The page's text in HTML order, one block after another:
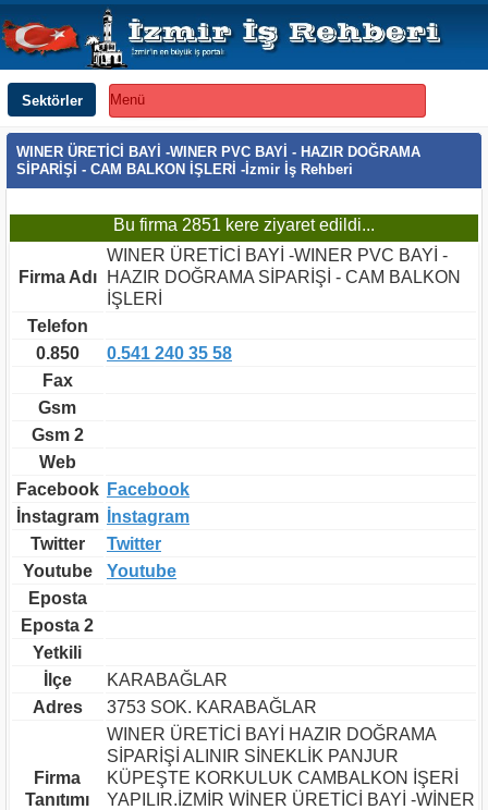
Sektörler Menü
WINER ÜRETİCİ BAYİ -WINER PVC BAYİ - HAZIR DOĞRAMA
SİPARİŞİ - CAM BALKON İŞLERİ -İzmir İş Rehberi
Bu firma 2851 kere ziyaret edildi...
Firma Adı
WINER ÜRETİCİ BAYİ -WINER PVC BAYİ -
HAZIR DOĞRAMA SİPARİŞİ - CAM BALKON
İŞLERİ
Telefon
0.850
0.541 240 35 58
Fax
Gsm
Gsm 2
Web
Facebook Facebook
İnstagram
İnstagram
Twitter
Twitter
Youtube
Youtube
Eposta
Eposta 2
Yetkili
İlçe
KARABAĞLAR
Adres
3753 SOK. KARABAĞLAR
Firma
Tanıtımı
WINER ÜRETİCİ BAYİ HAZIR DOĞRAMA
SİPARİŞİ ALINIR SİNEKLİK PANJUR
KÜPEŞTE KORKULUK CAMBALKON İŞERİ
YAPILIR.İZMİR WİNER ÜRETİCİ BAYİ -WİNER